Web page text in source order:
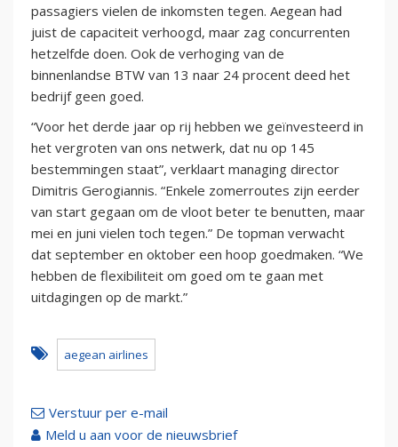
passagiers vielen de inkomsten tegen. Aegean had
juist de capaciteit verhoogd, maar zag concurrenten
hetzelfde doen. Ook de verhoging van de
binnenlandse BTW van 13 naar 24 procent deed het
bedrijf geen goed.
“Voor het derde jaar op rij hebben we geïnvesteerd in
het vergroten van ons netwerk, dat nu op 145
bestemmingen staat”, verklaart managing director
Dimitris Gerogiannis. “Enkele zomerroutes zijn eerder
van start gegaan om de vloot beter te benutten, maar
mei en juni vielen toch tegen.” De topman verwacht
dat september en oktober een hoop goedmaken. “We
hebben de flexibiliteit om goed om te gaan met
uitdagingen op de markt.”
aegean airlines
Verstuur per e-mail
Meld u aan voor de nieuwsbrief